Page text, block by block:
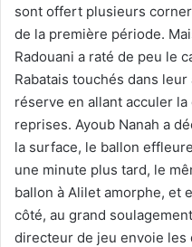
sont offert plusieurs
de la première période.
Radouani a raté de peu le
Rabatais touchés dans
réserve en allant acculer
reprises. Ayoub Nanah a
la surface, le ballon
une minute plus tard, le
ballon à Alilet amorphe, et
côté, au grand
directeur de jeu envoie les